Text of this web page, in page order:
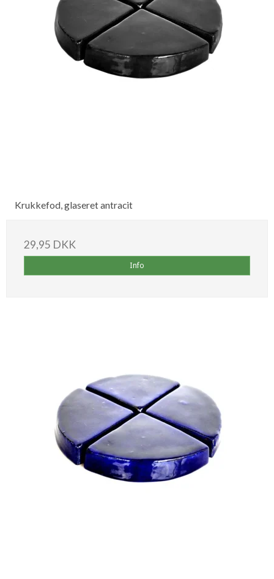
Krukkefod, glaseret antracit
29,95 DKK
Info